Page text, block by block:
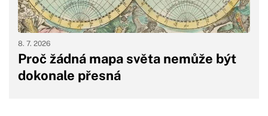
Proč žádná mapa světa nemůže být
dokonale přesná
8. 7. 2026